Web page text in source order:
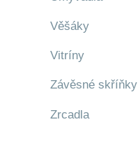
Věšáky
Vitríny
Závěsné skříňky
Zrcadla